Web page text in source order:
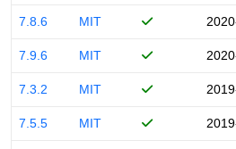
7.8.6 MIT
7.9.6 MIT
7.3.2 MIT
7.5.5 MIT